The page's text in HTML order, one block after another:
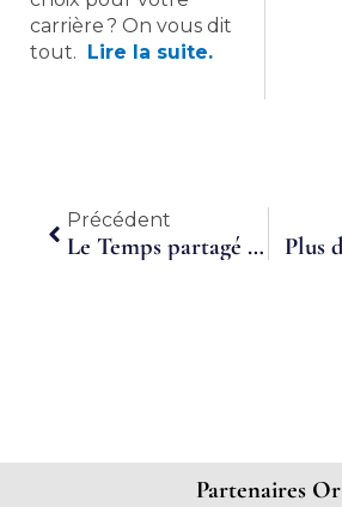
carrière ? On vous dit
tout.
Lire la suite.
Précédent
Précédent
Le Temps partagé est-il adapté au médico-social ? – Interview Baptiste DUMAS
Partenaires Or